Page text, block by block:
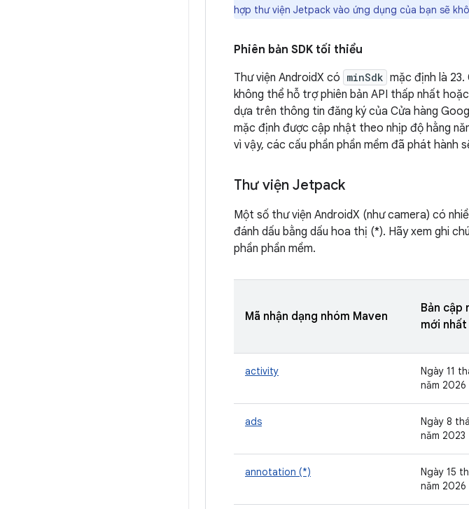
hợp thư viện Jetpack vào ứng dụng của bạn sẽ
Phiên bản SDK tối thiểu
Thư viện AndroidX có minSdk mặc định là
không thể hỗ trợ phiên bản API thấp nhất
dựa trên thông tin đăng ký của Cửa hàng
mặc định được cập nhật theo nhịp độ hằng
vì vậy, các cấu phần phần mềm đã phát hành
Thư viện Jetpack
Một số thư viện AndroidX (như camera) có
đánh dấu bằng dấu hoa thị (*). Hãy xem ghi
phần phần mềm.
Mã nhận dạng nhóm Maven
Bản cập
mới nhất
activity
Ngày 11
năm 2026
ads
Ngày 8
năm 2023
annotation (*)
Ngày 15
năm 2026